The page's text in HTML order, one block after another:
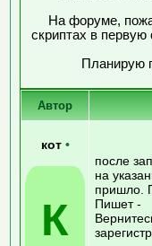
На форуме,
скриптах в
Планирую
Автор
кот •
К
после
на
пришло.
Пишет -